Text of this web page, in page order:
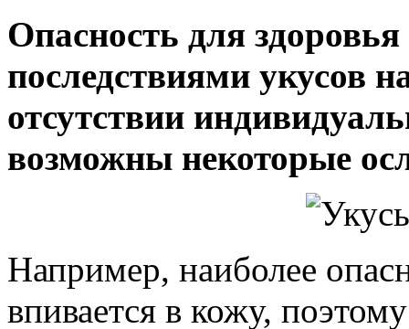
Опасность для
последствиями укусов
отсутствии
возможны некоторые
Например, наиболее
впивается в кожу,